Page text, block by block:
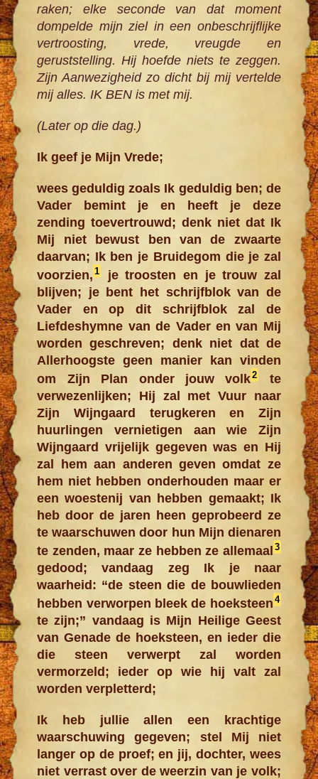
raken; elke seconde van dat moment
dompelde mijn ziel in een onbeschrijflijke
vertroosting, vrede, vreugde en
geruststelling. Hij hoefde niets te zeggen.
Zijn Aanwezigheid zo dicht bij mij vertelde
mij alles. IK BEN is met mij.
(Later op die dag.)
Ik geef je Mijn Vrede;
wees geduldig zoals Ik geduldig ben; de
Vader bemint je en heeft je deze
zending toevertrouwd; denk niet dat Ik
Mij niet bewust ben van de zwaarte
daarvan; Ik ben je Bruidegom die je zal
voorzien,1
je troosten en je trouw zal
blijven; je bent het schrijfblok van de
Vader en op dit schrijfblok zal de
Liefdeshymne van de Vader en van Mij
worden geschreven; denk niet dat de
Allerhoogste geen manier kan vinden
om Zijn Plan onder jouw volk2
te
verwezenlijken; Hij zal met Vuur naar
Zijn Wijngaard terugkeren en Zijn
huurlingen vernietigen aan wie Zijn
Wijngaard vrijelijk gegeven was en Hij
zal hem aan anderen geven omdat ze
hem niet hebben onderhouden maar er
een woestenij van hebben gemaakt; Ik
heb door de jaren heen geprobeerd ze
te waarschuwen door hun Mijn dienaren
te zenden, maar ze hebben ze allemaal 3
gedood; vandaag zeg Ik je naar
waarheid: “de steen die de bouwlieden
hebben verworpen bleek de hoeksteen 4
te zijn;” vandaag is Mijn Heilige Geest
van Genade de hoeksteen, en ieder die
die steen verwerpt zal worden
vermorzeld; ieder op wie hij valt zal
worden verpletterd;
Ik heb jullie allen een krachtige
waarschuwing gegeven; stel Mij niet
langer op de proef; en jij, dochter, wees
niet verrast over de weerzin van je volk;